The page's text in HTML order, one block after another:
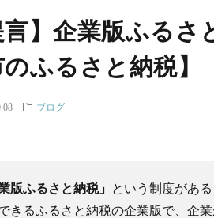
言】企業版ふる
ふるさと納税】
ブログ
版ふるさと納税」 という制度があ
きるふるさと納税の企業版で、企